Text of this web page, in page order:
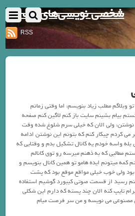
شخصی نویسی‌های یک نفر
RSS
وبلاگم مطلب زیاد بنویسم، اما وقتی زمانم
بیام بشینم سایت باز کنم لاگین کنم صفحه
نوشتن، ولی الان که خیلی سرم شلوغ شده وقت
می کردم چیکار کنم که بتونم این نوشتن ادامه
بله واسه خودم یه کانال تشکیل بدم و وقتایی که
مطالبی که به ذهنم میرسه رو توی کانالم
کمه میتونم ایده هامو تو همین کانال بنویسم و
ولی خوب خیلی مواقع موقع بود که پشت
رسید از قسمت صوتی کیبورد گوشیم استفاده
تایپ کنه الان چند پسته که دارم این شکلی
مصنوعی می نویسه و من سر فرصت میام